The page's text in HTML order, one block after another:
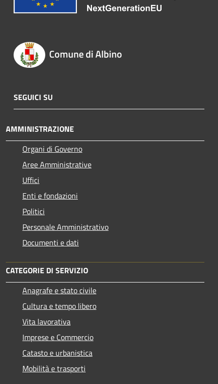
Comune di Albino
SEGUICI SU
AMMINISTRAZIONE
Organi di Governo
Aree Amministrative
Uffici
Enti e fondazioni
Politici
Personale Amministrativo
Documenti e dati
CATEGORIE DI SERVIZIO
Anagrafe e stato civile
Cultura e tempo libero
Vita lavorativa
Imprese e Commercio
Catasto e urbanistica
Mobilità e trasporti